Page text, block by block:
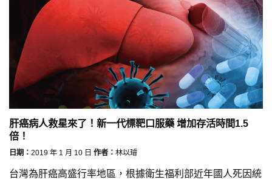
肝癌病人救星來了！新一代標靶口服藥 增加存活時間1.5
倍！
日期： 2019 年 1 月 10 日 作者： 林以璿
台灣為肝癌高盛行率地區，根據衛生福利部近年國人死因統